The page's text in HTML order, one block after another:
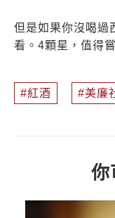
但是如果你沒喝過
看。4顆星，值得
紅酒 美廉
你